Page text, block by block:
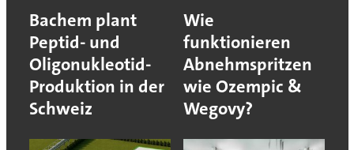
Bachem plant
Peptid- und
Oligonukleotid-
Produktion in der
Schweiz
Wie
funktionieren
Abnehmspritzen
wie Ozempic &
Wegovy?